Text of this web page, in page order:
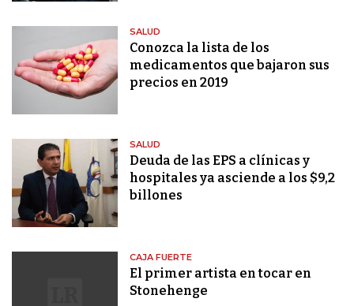
SALUD
Conozca la lista de los
medicamentos que bajaron sus
precios en 2019
SALUD
Deuda de las EPS a clínicas y
hospitales ya asciende a los $9,2
billones
CAJA FUERTE
El primer artista en tocar en
Stonehenge